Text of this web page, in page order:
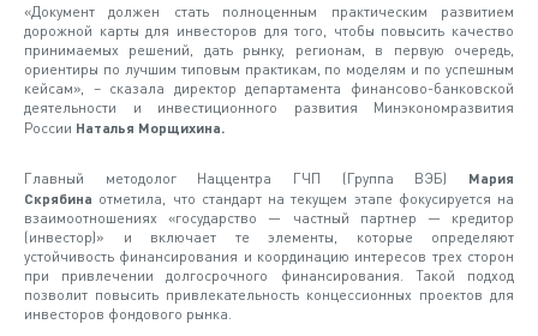
«Документ должен стать полноценным практическим развитием
дорожной карты для инвесторов для того, чтобы повысить качество
принимаемых решений, дать рынку, регионам, в первую очередь,
ориентиры по лучшим типовым практикам, по моделям и по успешным
кейсам», – сказала директор департамента финансово-банковской
деятельности и инвестиционного развития Минэкономразвития
России Наталья Морщихина.
Главный методолог Наццентра ГЧП (Группа ВЭБ)
Мария
Скрябина отметила, что стандарт на текущем этапе фокусируется на
взаимоотношениях «государство — частный партнер — кредитор
(инвестор)» и включает те элементы, которые определяют
устойчивость финансирования и координацию интересов трех сторон
при привлечении долгосрочного финансирования. Такой подход
позволит повысить привлекательность концессионных проектов для
инвесторов фондового рынка.